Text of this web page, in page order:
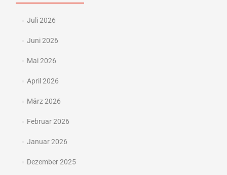
Juli 2026
Juni 2026
Mai 2026
April 2026
März 2026
Februar 2026
Januar 2026
Dezember 2025